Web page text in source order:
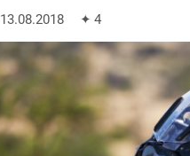
13.08.2018 ✦ 4